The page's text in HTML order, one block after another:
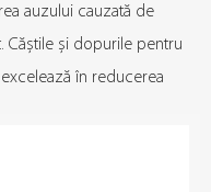
auzului cauzată de
și dopurile pentru
în reducerea